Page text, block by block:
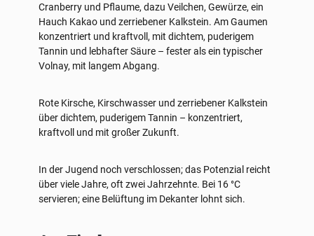
Cranberry und Pflaume, dazu Veilchen, Gewürze, ein
Hauch Kakao und zerriebener Kalkstein. Am Gaumen
konzentriert und kraftvoll, mit dichtem, puderigem
Tannin und lebhafter Säure – fester als ein typischer
Volnay, mit langem Abgang.
Rote Kirsche, Kirschwasser und zerriebener Kalkstein
über dichtem, puderigem Tannin – konzentriert,
kraftvoll und mit großer Zukunft.
In der Jugend noch verschlossen; das Potenzial reicht
über viele Jahre, oft zwei Jahrzehnte. Bei 16 °C
servieren; eine Belüftung im Dekanter lohnt sich.